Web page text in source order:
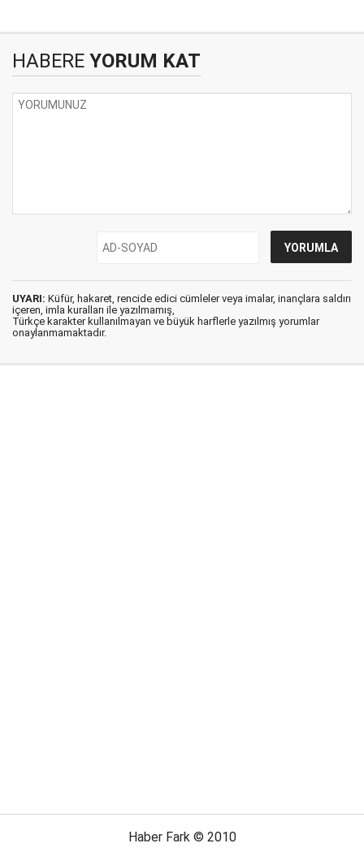
HABERE YORUM KAT
UYARI: Küfür, hakaret, rencide edici cümleler veya imalar, inançlara saldırı
içeren, imla kuralları ile yazılmamış,
Türkçe karakter kullanılmayan ve büyük harflerle yazılmış yorumlar
onaylanmamaktadır.
Haber Fark © 2010